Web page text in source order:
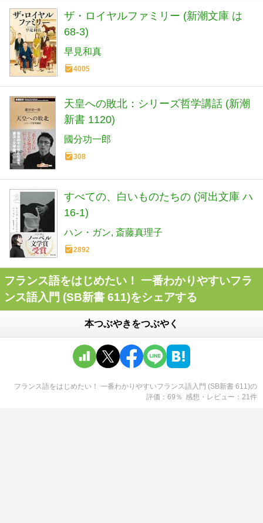
ザ・ロイヤルファミリー (新潮文庫 は
68-3)
早見和真
4005
天皇への敗北：シリーズ哲学講話 (新潮
新書 1120)
國分功一郎
308
すべての、白いものたちの (河出文庫 ハ
16-1)
ハン・ガン 斎藤真理子
2892
フランス語をはじめたい！ 一番わかりやすいフラ
ンス語入門 (SB新書 611)をシェアする
本つぶやきをつぶやく
フランス語をはじめたい！ 一番わかりやすいフランス語入門 (SB新書 611)の
評価
69 ％ 感想・レビュー 21 件